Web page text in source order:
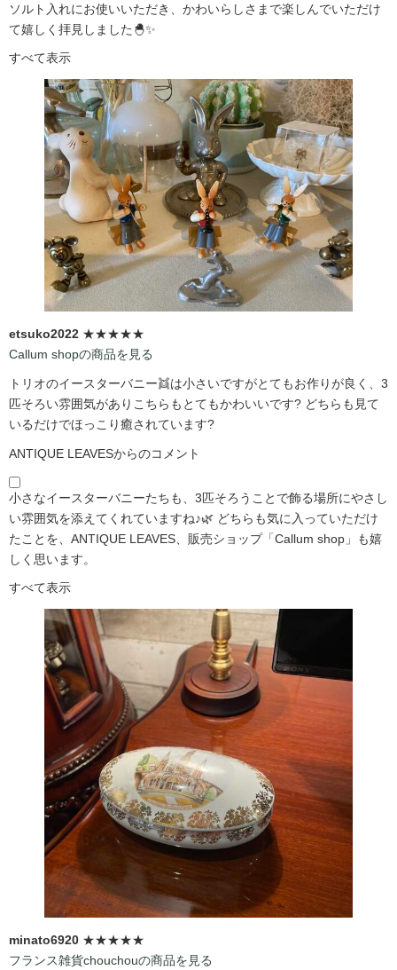
ソルト入れにお使いいただき、かわいらしさまで楽しんでいただけ
て嬉しく拝見しました🐣✨
すべて表示
etsuko2022 ★★★★★
Callum shopの商品を見る
トリオのイースターバニー👯は小さいですがとてもお作りが良く、3
匹そろい雰囲気がありこちらもとてもかわいいです?️ どちらも見て
いるだけでほっこり癒されています?️
ANTIQUE LEAVESからのコメント
小さなイースターバニーたちも、3匹そろうことで飾る場所にやさし
い雰囲気を添えてくれていますね♪🌿 どちらも気に入っていただけ
たことを、ANTIQUE LEAVES、販売ショップ「Callum shop」も嬉
しく思います。
すべて表示
minato6920 ★★★★★
フランス雑貨chouchouの商品を見る